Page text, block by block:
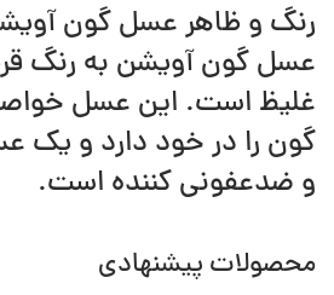
رنگ و ظاهر عسل گون
عسل گون آویشن به رنگ
غلیظ است. این عسل
گون را در خود دارد و یک
و ضدعفونی کننده است.
محصولات پیشنهادی